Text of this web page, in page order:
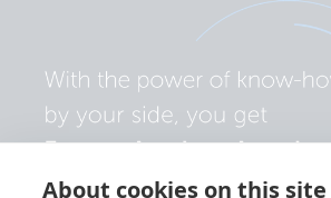
About cookies on this site